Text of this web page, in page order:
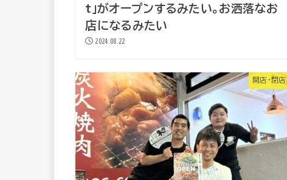
t」がオープンするみたい。お洒落なお
店になるみたい
2024.08.22
開店・閉店